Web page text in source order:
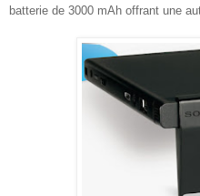
batterie de 3000 mAh offrant une